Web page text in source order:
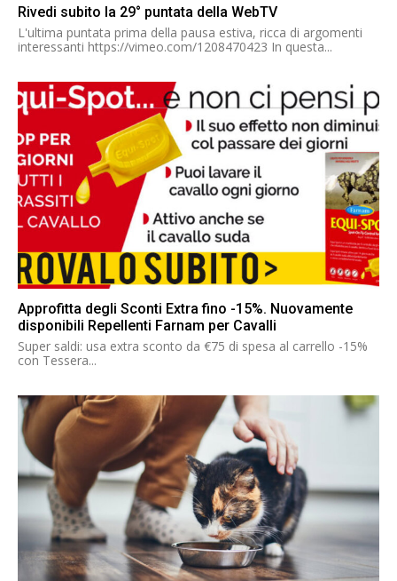
Rivedi subito la 29° puntata della WebTV
L'ultima puntata prima della pausa estiva, ricca di argomenti
interessanti https://vimeo.com/1208470423 In questa...
Approfitta degli Sconti Extra fino -15%. Nuovamente
disponibili Repellenti Farnam per Cavalli
Super saldi: usa extra sconto da €75 di spesa al carrello -15%
con Tessera...